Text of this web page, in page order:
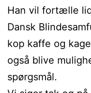
Han vil fortælle
Dansk
kop kaffe og
også blive
spørgsmål.